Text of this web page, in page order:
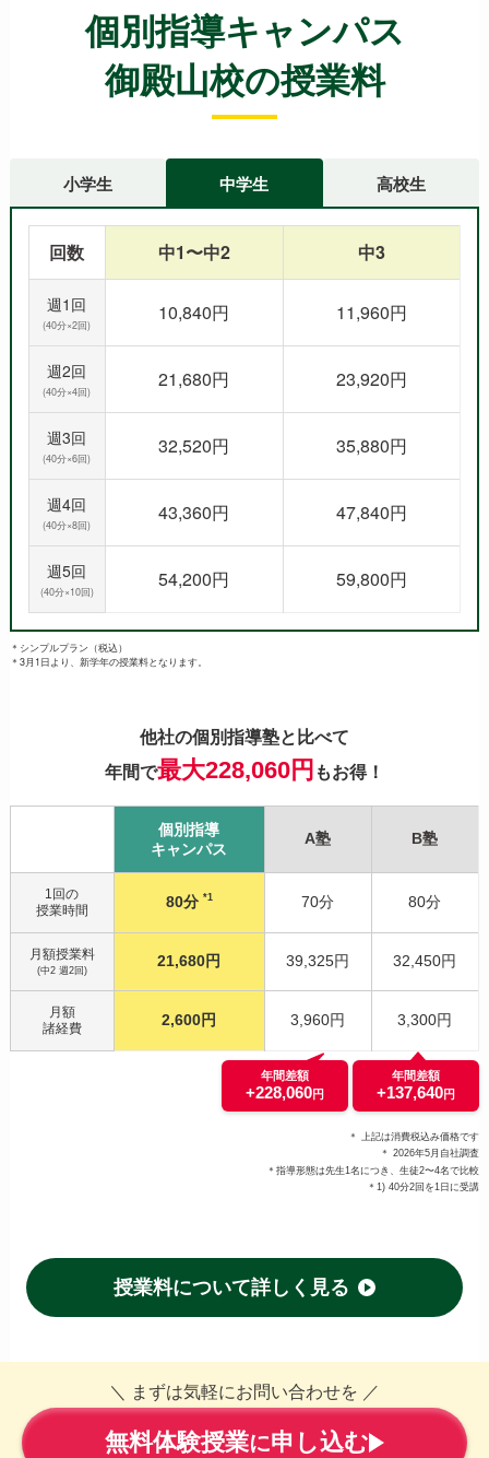
個別指導キャンパス
御殿山校の授業料
小学生 中学生 高校生
回数 中1〜中2 中3
週1回
(40分×2回)
10,840円 11,960円
週2回
(40分×4回)
21,680円 23,920円
週3回
(40分×6回)
32,520円 35,880円
週4回
(40分×8回)
43,360円 47,840円
週5回
(40分×10回)
54,200円 59,800円
＊シンプルプラン（税込）
＊3月1日より、新学年の授業料となります。
他社の個別指導塾と比べて
年間で最大228,060円 もお得！
個別指導
キャンパス
A塾 B塾
1回の
授業時間
80分 *1 70分 80分
月額授業料
(中2 週2回)
21,680円 39,325円 32,450円
月額
諸経費
2,600円 3,960円 3,300円
年間差額
+228,060円
年間差額
+137,640円
＊ 上記は消費税込み価格です
＊ 2026年5月自社調査
＊指導形態は先生1名につき、生徒2〜4名で比較
＊1) 40分2回を1日に受講
授業料について詳しく見る
＼ まずは気軽にお問い合わせを ／
無料体験授業に申し込む